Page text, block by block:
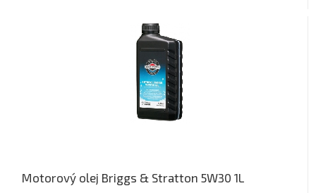
Motorový olej Briggs & Stratton 5W30 1L